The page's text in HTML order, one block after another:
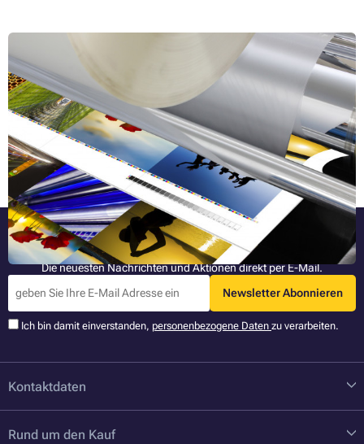
Wie laminiert man Papier (und wählt das richtige
Laminiergerät)?
Müssen Sie regelmäßig Visitenkarten, wichtige Dokumente oder
andere Materialien laminieren? Wenn Sie nicht wissen, für welche Art
von Gerät Sie sich entscheiden sollen, erfahren Sie in diesem Artikel
alles Wichtige – inklusive der Unterschiede zwischen verschiedenen
Arten von Laminierfolien und einem Vergleich einzelner Laminierarten.
Ganzen Artikel lesen »
Bleiben Sie informiert
Die neuesten Nachrichten und Aktionen direkt per E-Mail.
Newsletter Abonnieren
Ich bin damit einverstanden, personenbezogene Daten zu verarbeiten.
Kontaktdaten
Rund um den Kauf